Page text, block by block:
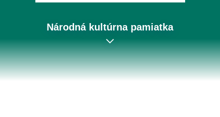
Národná kultúrna pamiatka